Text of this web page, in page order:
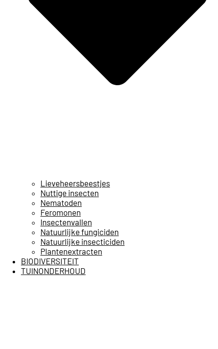
Lieveheersbeestjes
Nuttige insecten
Nematoden
Feromonen
Insectenvallen
Natuurlijke fungiciden
Natuurlijke insecticiden
Plantenextracten
BIODIVERSITEIT
TUINONDERHOUD